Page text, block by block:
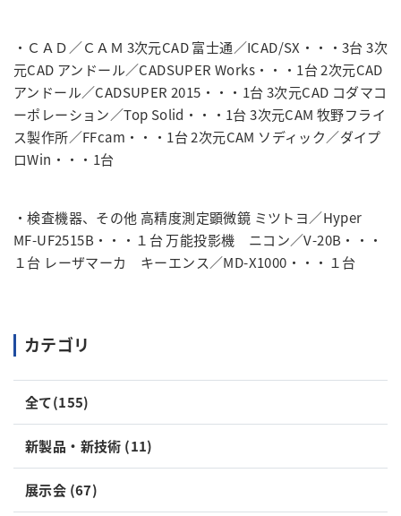
カテゴリ
全て(155)
新製品・新技術 (11)
展示会 (67)
・ＣＡＤ／ＣＡＭ 3次元CAD 富士通／ICAD/SX・・・3台 3次
元CAD アンドール／CADSUPER Works・・・1台2次元CAD
アンドール／CADSUPER 2015・・・1台 3次元CAD コダマコ
ーポレーション／Top Solid・・・1台 3次元CAM 牧野フライ
ス製作所／FFcam・・・1台2次元CAM ソディック／ダイプ
ロWin・・・1台
・検査機器、その他 高精度測定顕微鏡 ミツトヨ／Hyper
MF-UF2515B・・・１台 万能投影機 ニコン／V-20B・・・
１台 レーザマーカ キーエンス／MD-X1000・・・１台